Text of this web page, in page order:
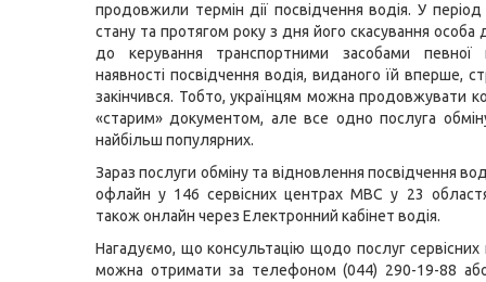
продовжили термін дії посвідчення водія. У період
стану та протягом року з дня його скасування особа
до керування транспортними засобами певної
наявності посвідчення водія, виданого їй вперше,
закінчився. Тобто, українцям можна продовжувати
«старим» документом, але все одно послуга
найбільш популярних.
Зараз послуги обміну та відновлення посвідчення
офлайн у 146 сервісних центрах МВС у 23
також онлайн через Електронний кабінет водія.
Нагадуємо, що консультацію щодо послуг
можна отримати за телефоном (044) 290-19-88 або